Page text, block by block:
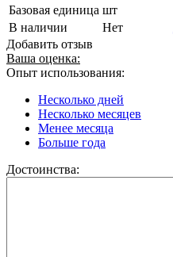
Базовая единица шт
В наличии
Нет
Добавить отзыв
Ваша оценка:
Опыт использования:
Несколько дней
Несколько месяцев
Менее месяца
Больше года
Достоинства: